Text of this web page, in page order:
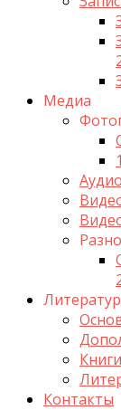
Медиа
Аудио
Контакты